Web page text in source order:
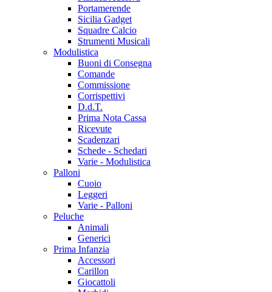
Portamerende
Sicilia Gadget
Squadre Calcio
Strumenti Musicali
Modulistica
Buoni di Consegna
Comande
Commissione
Corrispettivi
D.d.T.
Prima Nota Cassa
Ricevute
Scadenzari
Schede - Schedari
Varie - Modulistica
Palloni
Cuoio
Leggeri
Varie - Palloni
Peluche
Animali
Generici
Prima Infanzia
Accessori
Carillon
Giocattoli